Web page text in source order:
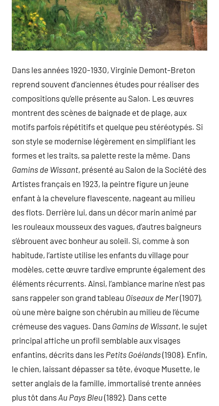
Dans les années 1920-1930, Virginie Demont-Breton
reprend souvent d’anciennes études pour réaliser des
compositions qu’elle présente au Salon. Les œuvres
montrent des scènes de baignade et de plage, aux
motifs parfois répétitifs et quelque peu stéréotypés. Si
son style se modernise légèrement en simplifiant les
formes et les traits, sa palette reste la même. Dans
Gamins de Wissant, présenté au Salon de la Société des
Artistes français en 1923, la peintre figure un jeune
enfant à la chevelure flavescente, nageant au milieu
des flots. Derrière lui, dans un décor marin animé par
les rouleaux mousseux des vagues, d’autres baigneurs
s’ébrouent avec bonheur au soleil. Si, comme à son
habitude, l’artiste utilise les enfants du village pour
modèles, cette œuvre tardive emprunte également des
éléments récurrents. Ainsi, l’ambiance marine n’est pas
sans rappeler son grand tableau Oiseaux de Mer(1907),
où une mère baigne son chérubin au milieu de l’écume
crémeuse des vagues. Dans Gamins de Wissant, le sujet
principal affiche un profil semblable aux visages
enfantins, décrits dans les Petits Goélands(1908). Enfin,
le chien, laissant dépasser sa tête, évoque Musette, le
setter anglais de la famille, immortalisé trente années
plus tôt dansAu Pays Bleu(1892). Dans cette